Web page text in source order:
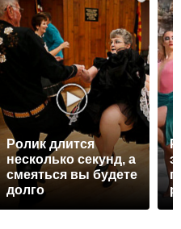
Ролик длится
несколько секунд, а
смеяться вы будете
долго